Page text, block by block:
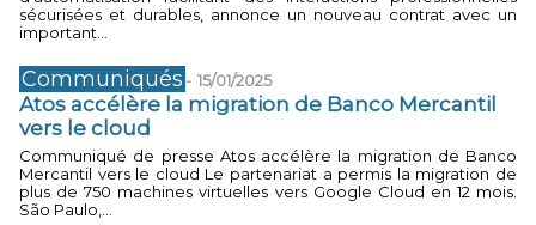
sécurisées et durables, annonce un nouveau contrat avec un
important...
Communiqués - 15/01/2025
Atos accélère la migration de Banco Mercantil
vers le cloud
Communiqué de presse Atos accélère la migration de Banco
Mercantil vers le cloud Le partenariat a permis la migration de
plus de 750 machines virtuelles vers Google Cloud en 12 mois.
São Paulo,...